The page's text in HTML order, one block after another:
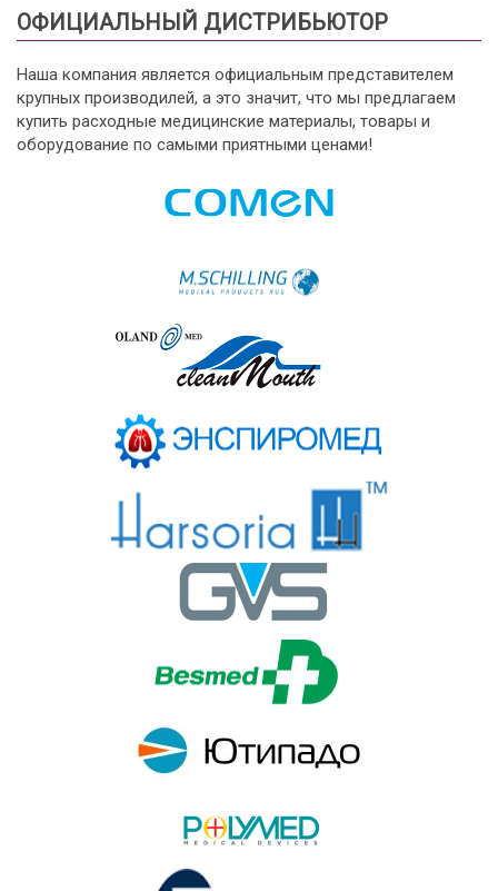
ОФИЦИАЛЬНЫЙ ДИСТРИБЬЮТОР
Наша компания является официальным представителем
крупных производилей, а это значит, что мы предлагаем
купить расходные медицинские материалы, товары и
оборудование по самыми приятными ценами!